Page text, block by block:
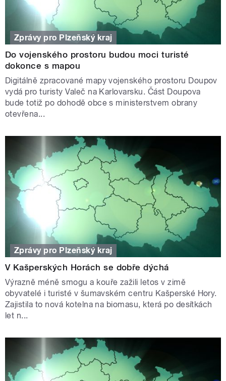
Zprávy pro Plzeňský kraj
Do vojenského prostoru budou moci turisté
dokonce s mapou
Digitálně zpracované mapy vojenského prostoru Doupov
vydá pro turisty Valeč na Karlovarsku. Část Doupova
bude totiž po dohodě obce s ministerstvem obrany
otevřena...
Zprávy pro Plzeňský kraj
V Kašperských Horách se dobře dýchá
Výrazně méně smogu a kouře zažili letos v zimě
obyvatelé i turisté v šumavském centru Kašperské Hory.
Zajistila to nová kotelna na biomasu, která po desítkách
let n...